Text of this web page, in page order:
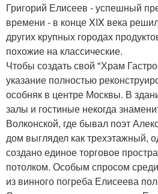
Григорий Елисеев - успешный
времени - в конце XIX века
других крупных городах
похожие на классические.
Чтобы создать свой "Храм
указание полностью
особняк в центре Москвы. В
залы и гостиные некогда
Волконской, где бывал поэт
дом выглядел как трехэтажный,
создано единое торговое
потолком. Особым спросом
из винного погреба Елисеева